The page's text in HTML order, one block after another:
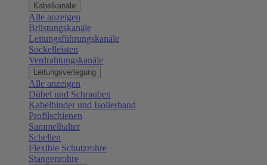
Kabelkanäle
Alle anzeigen
Brüstungskanäle
Leitungsführungskanäle
Sockelleisten
Verdrahtungskanäle
Leitungsverlegung
Alle anzeigen
Dübel und Schrauben
Kabelbinder und Isolierband
Profilschienen
Sammelhalter
Schellen
Flexible Schutzrohre
Stangenrohre